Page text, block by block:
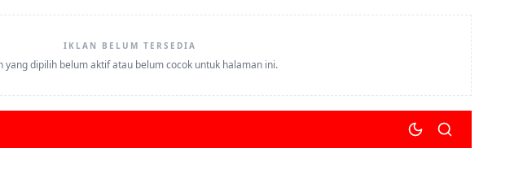
IKLAN BELUM TERSEDIA
yang dipilih belum aktif atau belum cocok untuk halaman ini.